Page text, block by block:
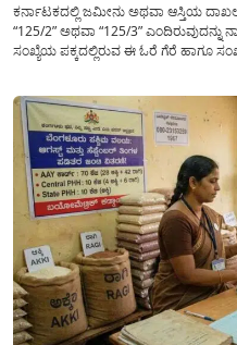
ಕರ್ನಾಟಕದಲ್ಲಿ ಜಮೀನು ಅಥವಾ ಆಸ್ತಿಯ
“125/2” ಅಥವಾ “125/3” ಎಂದಿರುವುದನ್ನು
ಸಂಖ್ಯೆಯ ಪಕ್ಕದಲ್ಲಿರುವ ಈ ಓರೆ ಗೆರೆ ಹಾಗೂ